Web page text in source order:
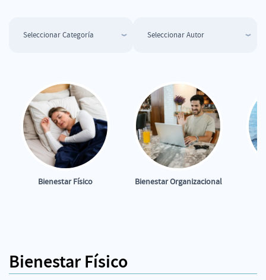
Bienestar Físico Bienestar Organizacional
Bienestar Físico